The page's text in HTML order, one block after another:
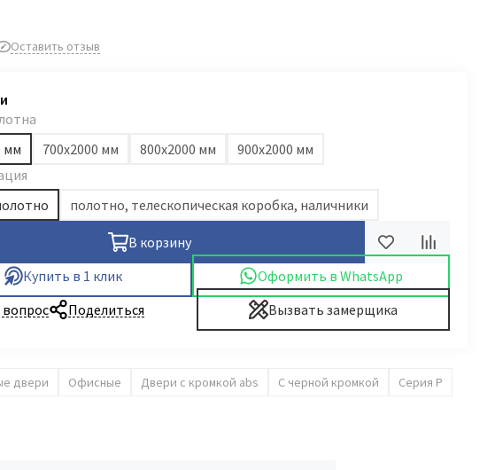
Оставить отзыв
мм
700х2000 мм 800х2000 мм
900х2000 мм
полотно, телескопическая коробка, наличники
В корзину
Купить в 1 клик
Оформить в WhatsApp
Вызвать замерщика
Поделиться
двери Офисные Двери с кромкой abs С черной кромкой
Серия P